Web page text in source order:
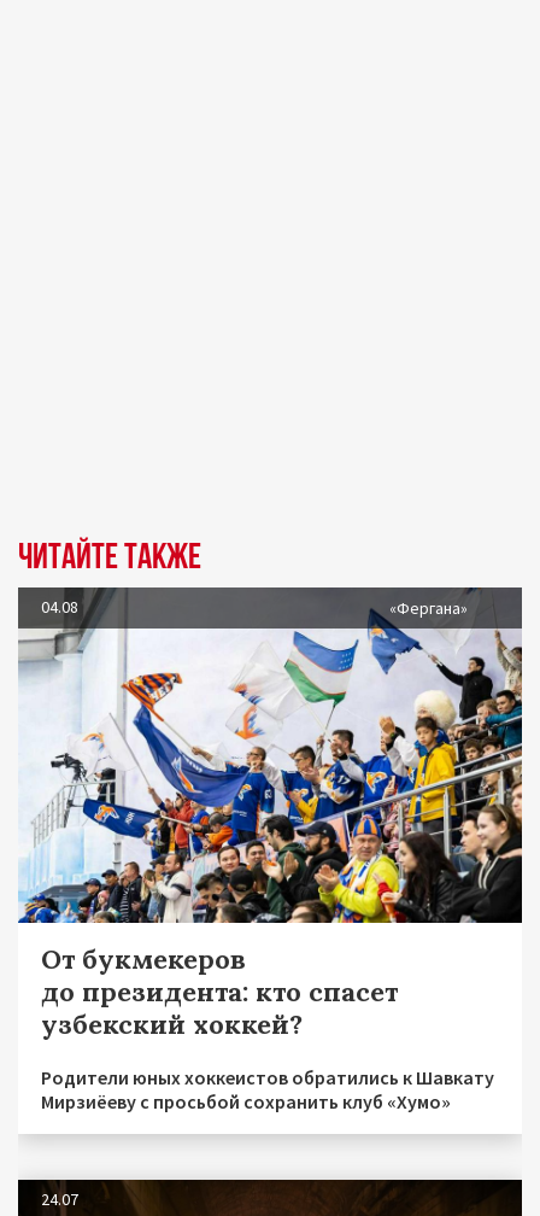
Читайте также
04.08 «Фергана»
От букмекеров
до президента: кто спасет
узбекский хоккей?
Родители юных хоккеистов обратились к Шавкату
Мирзиёеву с просьбой сохранить клуб «Хумо»
24.07